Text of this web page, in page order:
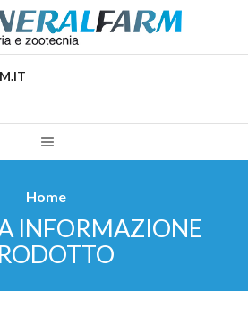
Home
INFORMAZIONE